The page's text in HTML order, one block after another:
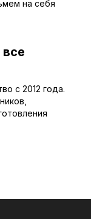
на себя
с 2012 года.